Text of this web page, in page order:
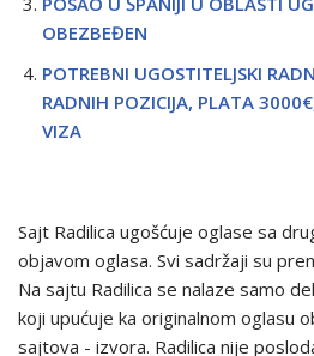
OBEZBEĐEN
POTREBNI UGOSTITELJSKI
RADNIH POZICIJA, PLATA
VIZA
Sajt Radilica ugošćuje oglase sa
objavom oglasa. Svi sadržaji su
Na sajtu Radilica se nalaze samo
koji upućuje ka originalnom oglasu
sajtova - izvora. Radilica nije